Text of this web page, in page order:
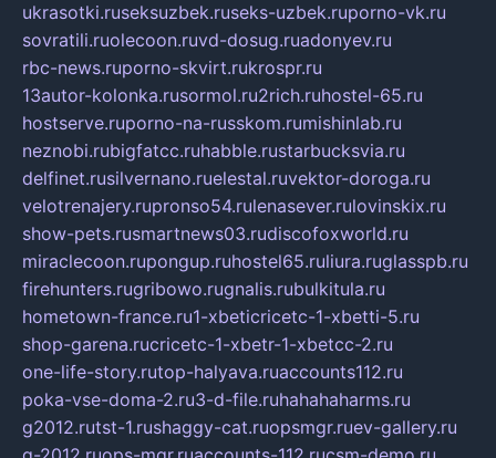
ukrasotki.ruseksuzbek.ruseks-uzbek.ruporno-vk.ru
sovratili.ruolecoon.ruvd-dosug.ruadonyev.ru
rbc-news.ruporno-skvirt.rukrospr.ru
13autor-kolonka.rusormol.ru2rich.ruhostel-65.ru
hostserve.ruporno-na-russkom.rumishinlab.ru
neznobi.rubigfatcc.ruhabble.rustarbucksvia.ru
delfinet.rusilvernano.ruelestal.ruvektor-doroga.ru
velotrenajery.rupronso54.rulenasever.rulovinskix.ru
show-pets.rusmartnews03.rudiscofoxworld.ru
miraclecoon.rupongup.ruhostel65.ruliura.ruglasspb.ru
firehunters.rugribowo.rugnalis.rubulkitula.ru
hometown-france.ru1-xbeticricetc-1-xbetti-5.ru
shop-garena.rucricetc-1-xbetr-1-xbetcc-2.ru
one-life-story.rutop-halyava.ruaccounts112.ru
poka-vse-doma-2.ru3-d-file.ruhahahaharms.ru
g2012.rutst-1.rushaggy-cat.ruopsmgr.ruev-gallery.ru